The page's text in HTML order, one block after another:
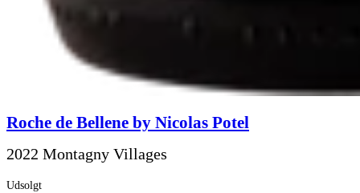
Roche de Bellene by Nicolas Potel
2022 Montagny Villages
Udsolgt